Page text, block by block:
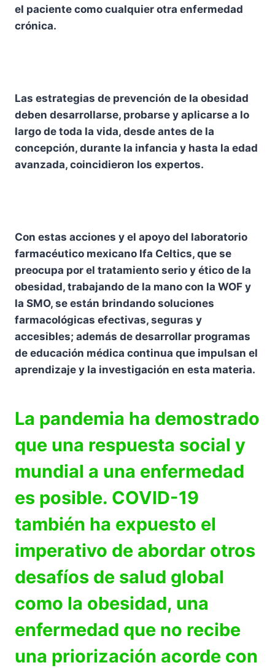
el paciente como cualquier otra enfermedad
crónica.
Las estrategias de prevención de la obesidad
deben desarrollarse, probarse y aplicarse a lo
largo de toda la vida, desde antes de la
concepción, durante la infancia y hasta la edad
avanzada, coincidieron los expertos.
Con estas acciones y el apoyo del laboratorio
farmacéutico mexicano Ifa Celtics, que se
preocupa por el tratamiento serio y ético de la
obesidad, trabajando de la mano con la WOF y
la SMO, se están brindando soluciones
farmacológicas efectivas, seguras y
accesibles; además de desarrollar programas
de educación médica continua que impulsan el
aprendizaje y la investigación en esta materia.
La pandemia ha demostrado
que una respuesta social y
mundial a una enfermedad
es posible. COVID-19
también ha expuesto el
imperativo de abordar otros
desafíos de salud global
como la obesidad, una
enfermedad que no recibe
una priorización acorde con